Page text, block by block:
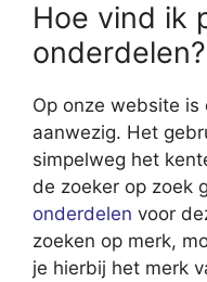
Hoe vind ik
onderdelen?
Op onze website is
aanwezig. Het
simpelweg het
de zoeker op zoek
onderdelen voor
zoeken op merk,
je hierbij het merk